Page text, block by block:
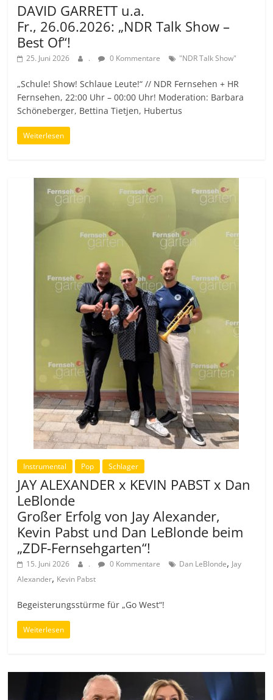
DAVID GARRETT u.a.
Fr., 26.06.2026: „NDR Talk Show –
Best Of“!
25. Juni 2026 . 0 Kommentare "NDR Talk Show"
„Schule! Show! Schlaue Leute!“ // NDR Fernsehen + HR
Fernsehen, 22:00 Uhr – 00:00 Uhr! Moderation: Barbara
Schöneberger, Bettina Tietjen, Hubertus
Weiterlesen
Instrumental Pop Schlager
JAY ALEXANDER x KEVIN PABST x Dan
LeBlonde
Großer Erfolg von Jay Alexander,
Kevin Pabst und Dan LeBlonde beim
„ZDF-Fernsehgarten“!
15. Juni 2026 . 0 Kommentare Dan LeBlonde, Jay
Alexander, Kevin Pabst
Begeisterungsstürme für „Go West“!
Weiterlesen